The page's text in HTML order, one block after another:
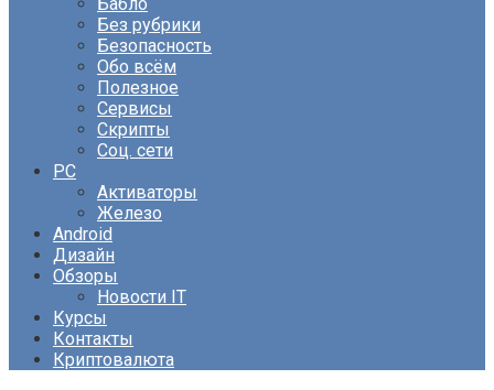
Без рубрики
Безопасность
Обо всём
Полезное
Сервисы
Скрипты
Соц. сети
PC
Активаторы
Железо
Android
Дизайн
Обзоры
Новости IT
Курсы
Контакты
Криптовалюта